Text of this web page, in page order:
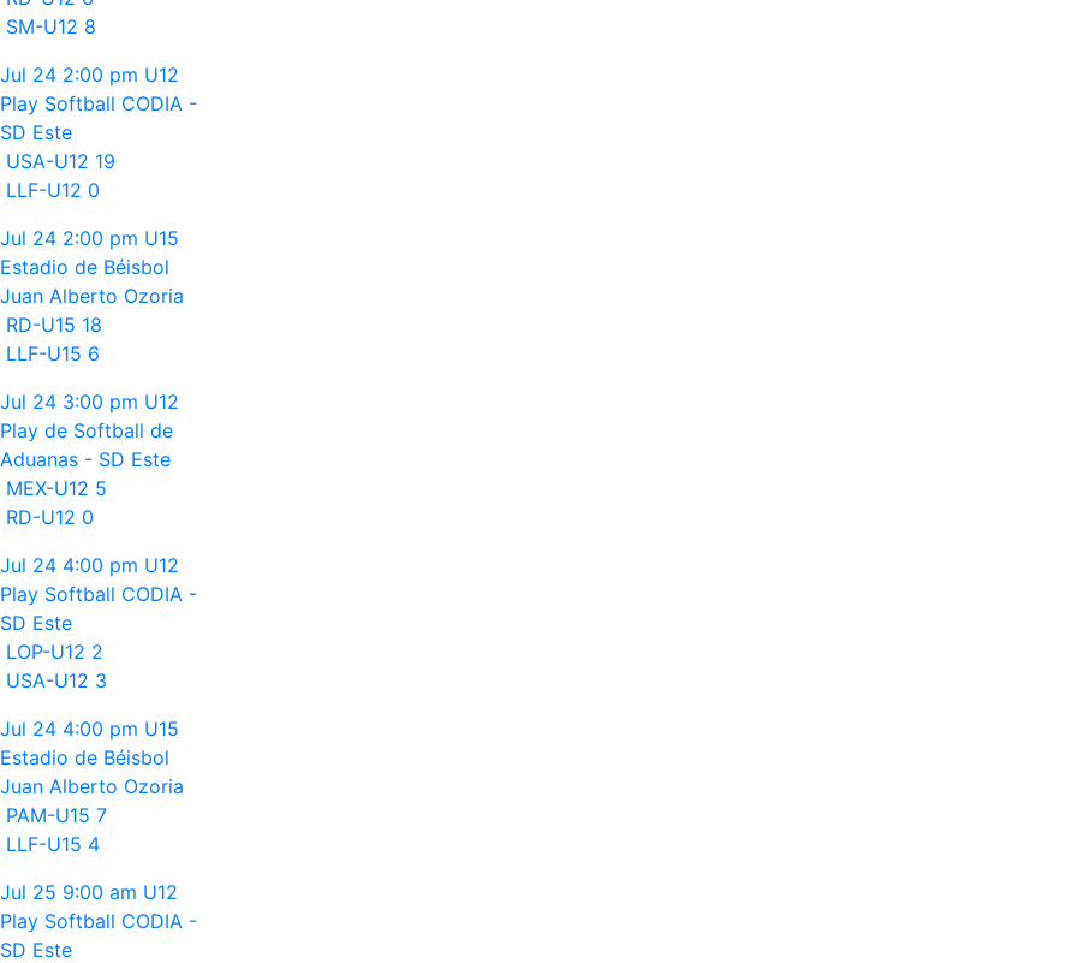
SM-U12 8
Jul 24 2:00 pm U12
Play Softball CODIA -
SD Este
USA-U12 19
LLF-U12 0
Jul 24 2:00 pm U15
Estadio de Béisbol
Juan Alberto Ozoria
RD-U15 18
LLF-U15 6
Jul 24 3:00 pm U12
Play de Softball de
Aduanas - SD Este
MEX-U12 5
RD-U12 0
Jul 24 4:00 pm U12
Play Softball CODIA -
SD Este
LOP-U12 2
USA-U12 3
Jul 24 4:00 pm U15
Estadio de Béisbol
Juan Alberto Ozoria
PAM-U15 7
LLF-U15 4
Jul 25 9:00 am U12
Play Softball CODIA -
SD Este